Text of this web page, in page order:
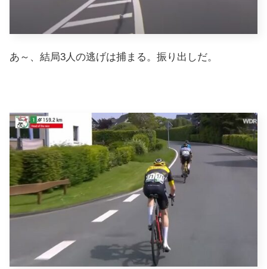
あ～、結局3人の逃げは捕まる。振り出しだ。